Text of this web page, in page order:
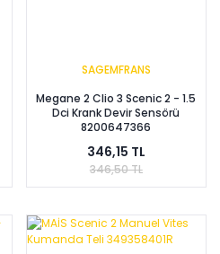
SAGEMFRANS
Megane 2 Clio 3 Scenic 2 - 1.5
Dci Krank Devir Sensörü
8200647366
346,15 TL
346,50 TL